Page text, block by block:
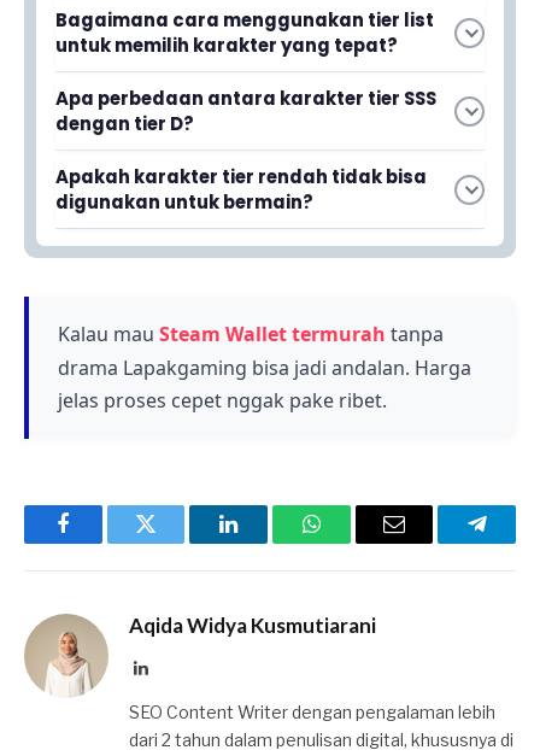
Bagaimana cara menggunakan tier list
untuk memilih karakter yang tepat?
Kamu bisa menggunakan tier list sebagai
acuan untuk mengetahui karakter mana yang
paling kuat dan sesuai dengan gaya
bermainmu. Tier list akan membantu kamu
memahami skill unik setiap karakter sehingga
kamu bisa membuat keputusan yang lebih baik
dalam memilih tim.
Apa perbedaan antara karakter tier SSS
dengan tier D?
Karakter tier SSS merupakan karakter dengan
kekuatan tertinggi dan skill paling efektif,
sedangkan karakter tier D adalah karakter
dengan performa lebih rendah. Perbedaan ini
Apakah karakter tier rendah tidak bisa
digunakan untuk bermain?
Karakter tier rendah tetap bisa digunakan,
bisa memainkan karakter yang kamu sukai
asalkan kamu mengerti cara menggunakan skill
mereka dengan baik.
Kalau mau Steam Wallet termurah tanpa
drama Lapakgaming bisa jadi andalan. Harga
jelas proses cepet nggak pake ribet.
FacebookTwitter LinkedInWhatsAppEmail
Aqida Widya Kusmutiarani
LinkedIn
SEO Content Writer dengan pengalaman lebih
dari 2 tahun dalam penulisan digital, khususnya di